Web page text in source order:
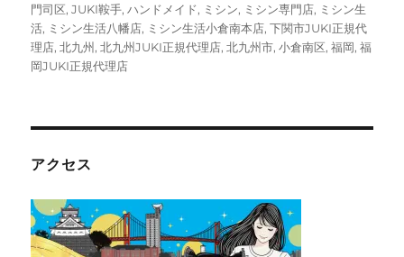
門司区,JUKI鞍手,ハンドメイド, ミシン, ミシン専門店, ミシン生
活, ミシン生活八幡店, ミシン生活小倉南本店,下関市JUKI正規代
理店,北九州,北九州JUKI正規代理店,北九州市,小倉南区,福岡,福
岡JUKI正規代理店
アクセス